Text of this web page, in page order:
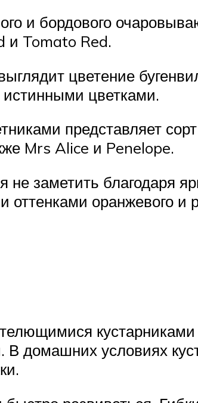
и бордового
и Tomato Red.
цветение
цветками.
представляет
Mrs Alice и Penelope.
заметить благодаря
оранжевого и
домашних условиях